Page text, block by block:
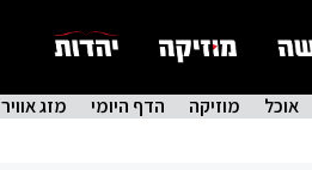
אוכל מוזיקה הדף היומי מזג אוויר